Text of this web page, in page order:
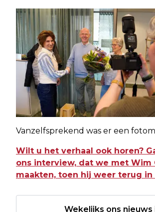
Vanzelfsprekend was er een
Wilt u het verhaal ook horen?
ons interview, dat we met Wim
maakten, toen hij weer terug in
Wekelijks ons nieuws